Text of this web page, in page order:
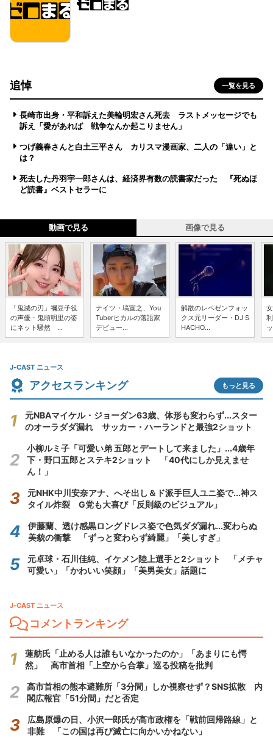
追悼 一覧を見る
長崎市出身・平和訴えた美輪明宏さん死去 ラストメッセージでも
訴え「愛があれば 戦争なんか起こりません」
つげ義春さんと白土三平さん カリスマ漫画家、二人の「違い」と
は？
死去した丹羽宇一郎さんは、経済界有数の読書家だった 『死ぬほ
ど読書』ベストセラーに
動画で見る 画像で見る
「鬼滅の刃」禰豆子役
の声優・鬼頭明里の姿
にネット騒然 ...
ナイツ・塙宣之、You
Tuberヒカルの落語家
デビュー...
解散のレペゼンフォッ
クス元リーダー・DJ S
HACHO...
J-CAST ニュース
アクセスランキング もっと見る
元NBAマイケル・ジョーダン63歳、体形も変わらず...スター
のオーラダダ漏れ サッカー・ハーランドと最強2ショット
小柳ルミ子「可愛い弟 五郎とデートして来ました」...4歳年
下・野口五郎とステキ2ショット 「40代にしか見えませ
ん！」
元NHK中川安奈アナ、へそ出し＆ド派手巨人ユニ姿で...神ス
タイル炸裂 G党も大喜び「反則級のビジュアル」
伊藤蘭、透け感黒ロングドレス姿で色気ダダ漏れ...変わらぬ
美貌の衝撃 「ずっと変わらず綺麗」「美しすぎ」
元卓球・石川佳純、イケメン陸上選手と2ショット 「メチャ
可愛い」「かわいい笑顔」「美男美女」話題に
J-CAST ニュース
コメントランキング
蓮舫氏「止める人は誰もいなかったのか」「あまりにも愕
然」 高市首相「上空から合掌」巡る投稿を批判
高市首相の熊本避難所「3分間」しか視察せず？SNS拡散 内
閣広報官「51分間」だと否定
広島原爆の日、小沢一郎氏が高市政権を「戦前回帰路線」と
非難 「この国は再び滅亡に向かいかねない」